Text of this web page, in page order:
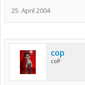
25. April 2004
cop
coP